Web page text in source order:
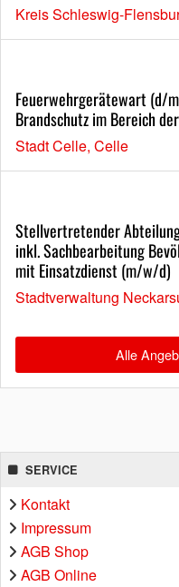
Kreis Schleswig-
Feuerwehrgerätewart (d/
Brandschutz im Bereich
Stadt Celle, Celle
Stellvertretender
inkl. Sachbearbeitung
mit Einsatzdienst (m/w/d)
Stadtverwaltung
Alle
SERVICE
Kontakt
Impressum
AGB Shop
AGB Online